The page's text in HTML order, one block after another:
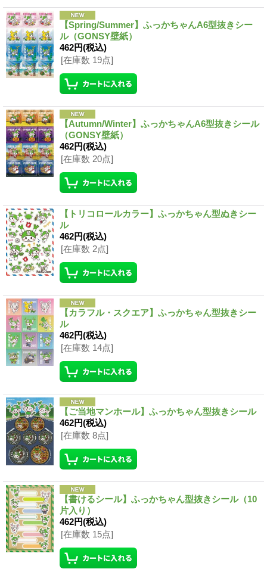
【Spring/Summer】ふっかちゃんA6型抜きシー
ル（GONSY壁紙）
462円(税込)
[在庫数 19点]
【Autumn/Winter】ふっかちゃんA6型抜きシール
（GONSY壁紙）
462円(税込)
[在庫数 20点]
【トリコロールカラー】ふっかちゃん型ぬきシー
ル
462円(税込)
[在庫数 2点]
【カラフル・スクエア】ふっかちゃん型抜きシー
ル
462円(税込)
[在庫数 14点]
【ご当地マンホール】ふっかちゃん型抜きシール
462円(税込)
[在庫数 8点]
【書けるシール】ふっかちゃん型抜きシール（10
片入り）
462円(税込)
[在庫数 15点]